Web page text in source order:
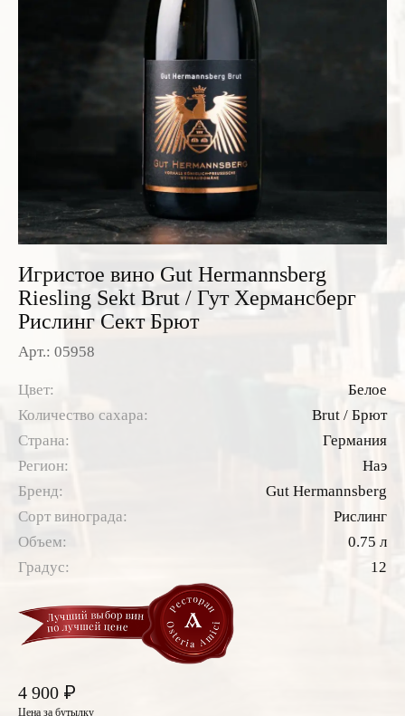
Итальянские вина
Французские вина
Испанские вина
Граппа
Саке
Пиво
Игристое вино Gut Hermannsberg
Riesling Sekt Brut / Гут Хермансберг
Рислинг Сект Брют
Арт.: 05958
Цвет:
Белое
Количество сахара:
Brut / Брют
Страна:
Германия
Регион:
Наэ
Бренд:
Gut Hermannsberg
Сорт винограда:
Рислинг
Объем:
0.75 л
Градус:
12
4 900 ₽
Цена за бутылку